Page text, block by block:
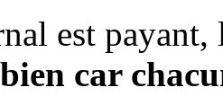
est payant,
car